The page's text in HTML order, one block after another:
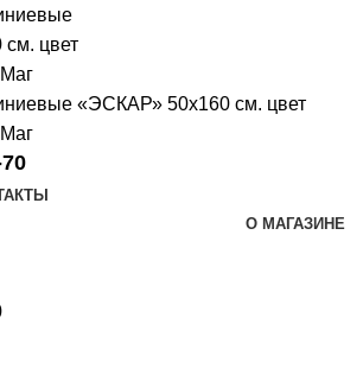
О МАГАЗИНЕ